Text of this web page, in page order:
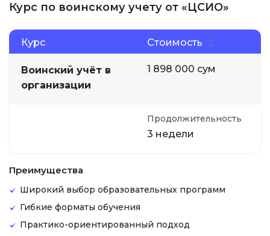
Курс по воинскому учету от «ЦСИО»
Курс Стоимость
Воинский учёт в
организации
1 898 000 сум
Продолжительность
3 недели
Преимущества
Широкий выбор образовательных программ
Гибкие форматы обучения
Практико-ориентированный подход